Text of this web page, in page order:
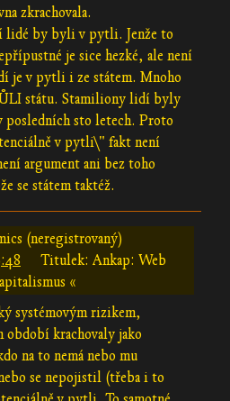
zkrachovala.
lidé by byli v pytli. Jenže to
je sice hezké, ale není
je v pytli i ze státem. Mnoho
státu. Stamiliony lidí byly
posledních sto letech. Proto
v pytli\" fakt není
argument ani bez toho
se státem taktéž.
(neregistrovaný)
Titulek: Ankap: Web
«
systémovým rizikem,
krachovaly jako
na to nemá nebo mu
se nepojistil (třeba i to